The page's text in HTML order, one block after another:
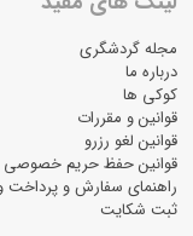
مجله گردشگری
درباره ما
کوکی ها
قوانین و مقررات
قوانین لغو رزرو
قوانین حفظ حریم خصوصی
راهنمای سفارش و پرداخت
ثبت شکایت